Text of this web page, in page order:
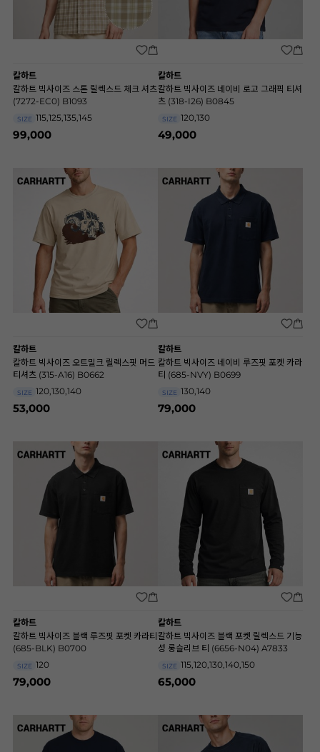
칼하트
칼하트 빅사이즈 스톤 릴렉스드 체크 셔츠
(7272-EC0) B1093
SIZE 115,125,135,145
99,000
칼하트
칼하트 빅사이즈 네이비 로고 그래픽 티셔
츠 (318-I26) B0845
SIZE 120,130
49,000
칼하트
칼하트 빅사이즈 오트밀크 릴렉스핏 머드
티셔츠 (315-A16) B0662
SIZE 120,130,140
53,000
칼하트
칼하트 빅사이즈 네이비 루즈핏 포켓 카라
티 (685-NVY) B0699
SIZE 130,140
79,000
칼하트
칼하트 빅사이즈 블랙 루즈핏 포켓 카라티
(685-BLK) B0700
SIZE 120
79,000
칼하트
칼하트 빅사이즈 블랙 포켓 릴렉스드 기능
성 롱슬리브 티 (6656-N04) A7833
SIZE 115,120,130,140,150
65,000